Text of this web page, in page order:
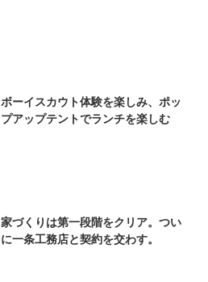
ボーイスカウト体験を楽しみ、ポッ
プアップテントでランチを楽しむ
家づくりは第一段階をクリア。つい
に一条工務店と契約を交わす。